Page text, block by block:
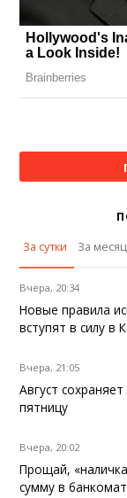
За сутки
За месяц
Вчера, 20:34
Новые правила
вступят в силу в
Вчера, 21:05
Август
пятницу
Вчера, 20:02
Прощай,
сумму в